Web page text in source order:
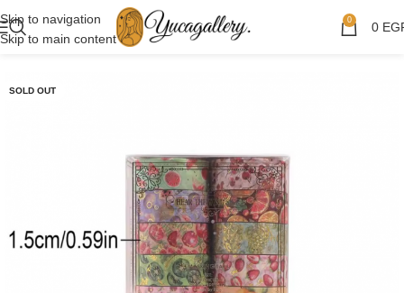
Skip to navigation
Skip to main content
0 0
SOLD OUT